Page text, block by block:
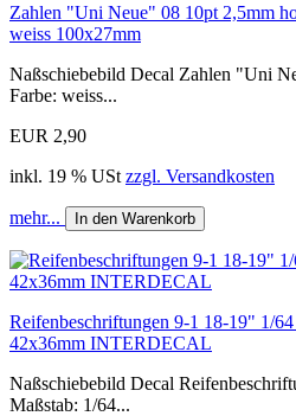
Zahlen "Uni Neue" 08 10pt 2,5mm
weiss 100x27mm
Naßschiebebild Decal Zahlen "Uni
Farbe: weiss...
EUR 2,90
inkl. 19 % USt zzgl. Versandkosten
mehr... In den Warenkorb
Reifenbeschriftungen 9-1 18-19" 1/
42x36mm INTERDECAL
Naßschiebebild Decal
Maßstab: 1/64...